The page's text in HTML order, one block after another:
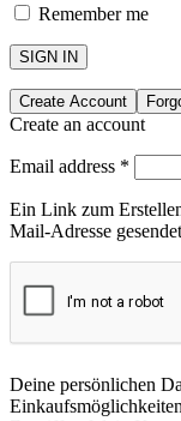
Remember me
SIGN IN
Create Account
Create an account
Email address *
Ein Link zum
Mail-Adresse
Deine persönlichen